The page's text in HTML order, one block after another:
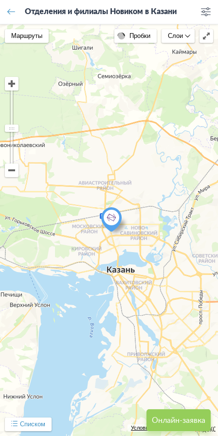
Отделения и филиалы Новиком в Казани
Онлайн-заявка
Условия использования
Маршруты Пробки Слои
Списком